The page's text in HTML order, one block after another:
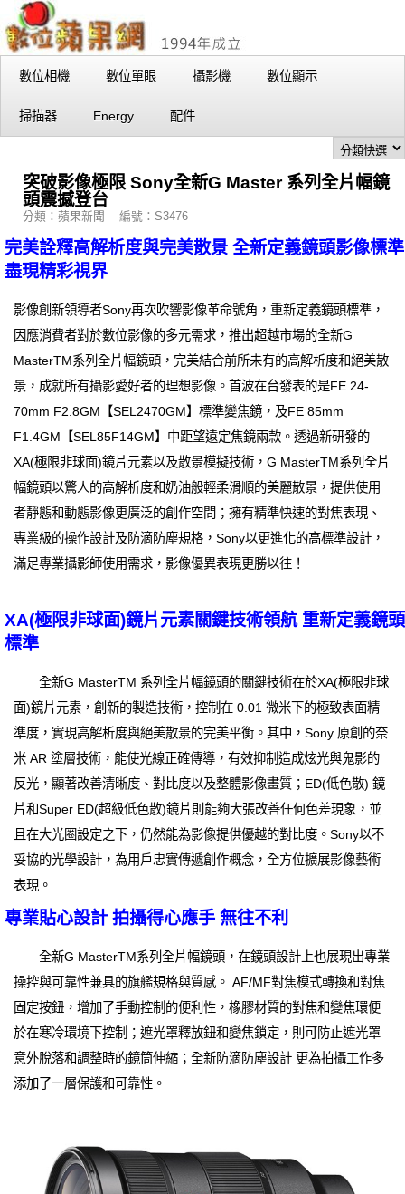
數位相機 數位單眼 攝影機 數位顯示
掃描器 Energy 配件
突破影像極限 Sony全新G Master 系列全片幅鏡
頭震撼登台
分類：蘋果新聞 編號：S3476
完美詮釋高解析度與完美散景 全新定義鏡頭影像標準
盡現精彩視界
影像創新領導者Sony再次吹響影像革命號角，重新定義鏡頭標準，
因應消費者對於數位影像的多元需求，推出超越市場的全新G
MasterTM系列全片幅鏡頭，完美結合前所未有的高解析度和絕美散
景，成就所有攝影愛好者的理想影像。首波在台發表的是FE 24-
70mm F2.8GM【SEL2470GM】標準變焦鏡，及FE 85mm
F1.4GM【SEL85F14GM】中距望遠定焦鏡兩款。透過新研發的
XA(極限非球面)鏡片元素以及散景模擬技術，G MasterTM系列全片
幅鏡頭以驚人的高解析度和奶油般輕柔滑順的美麗散景，提供使用
者靜態和動態影像更廣泛的創作空間；擁有精準快速的對焦表現、
專業級的操作設計及防滴防塵規格，Sony以更進化的高標準設計，
滿足專業攝影師使用需求，影像優異表現更勝以往！
XA(極限非球面)鏡片元素關鍵技術領航 重新定義鏡頭
標準
全新G MasterTM 系列全片幅鏡頭的關鍵技術在於XA(極限非球
面)鏡片元素，創新的製造技術，控制在 0.01 微米下的極致表面精
準度，實現高解析度與絕美散景的完美平衡。其中，Sony 原創的奈
米 AR 塗層技術，能使光線正確傳導，有效抑制造成炫光與鬼影的
反光，顯著改善清晰度、對比度以及整體影像畫質；ED(低色散) 鏡
片和Super ED(超級低色散)鏡片則能夠大張改善任何色差現象，並
且在大光圈設定之下，仍然能為影像提供優越的對比度。Sony以不
妥協的光學設計，為用戶忠實傳遞創作概念，全方位擴展影像藝術
表現。
專業貼心設計 拍攝得心應手 無往不利
全新G MasterTM系列全片幅鏡頭，在鏡頭設計上也展現出專業
操控與可靠性兼具的旗艦規格與質感。 AF/MF對焦模式轉換和對焦
固定按鈕，增加了手動控制的便利性，橡膠材質的對焦和變焦環便
於在寒冷環境下控制；遮光罩釋放鈕和變焦鎖定，則可防止遮光罩
意外脫落和調整時的鏡筒伸縮；全新防滴防塵設計 更為拍攝工作多
添加了一層保護和可靠性。